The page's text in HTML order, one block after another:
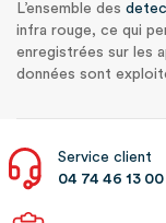
L’ensemble des
infra rouge, ce qui
enregistrées sur les
données sont
Service client
04 74 46 13 00